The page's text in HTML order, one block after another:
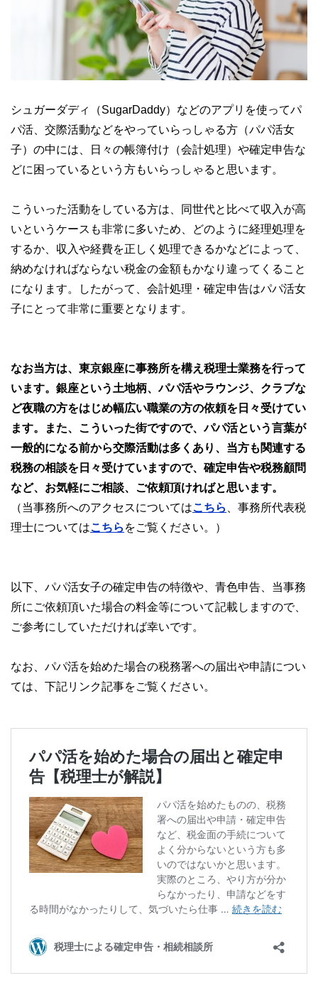
シュガーダディ（SugarDaddy）などのアプリを使ってパ
パ活、交際活動などをやっていらっしゃる方（パパ活女
子）の中には、日々の帳簿付け（会計処理）や確定申告な
どに困っているという方もいらっしゃると思います。
こういった活動をしている方は、同世代と比べて収入が高
いというケースも非常に多いため、どのように経理処理を
するか、収入や経費を正しく処理できるかなどによって、
納めなければならない税金の金額もかなり違ってくること
になります。したがって、会計処理・確定申告はパパ活女
子にとって非常に重要となります。
なお当方は、東京銀座に事務所を構え税理士業務を行って
います。銀座という土地柄、パパ活やラウンジ、クラブな
ど夜職の方をはじめ幅広い職業の方の依頼を日々受けてい
ます。また、こういった街ですので、パパ活という言葉が
一般的になる前から交際活動は多くあり、当方も関連する
税務の相談を日々受けていますので、確定申告や税務顧問
など、お気軽にご相談、ご依頼頂ければと思います。
（当事務所へのアクセスについてはこちら
、事務所代表税
理士についてはこちら をご覧ください。）
以下、パパ活女子の確定申告の特徴や、青色申告、当事務
所にご依頼頂いた場合の料金等について記載しますので、
ご参考にしていただければ幸いです。
なお、パパ活を始めた場合の税務署への届出や申請につい
ては、下記リンク記事をご覧ください。